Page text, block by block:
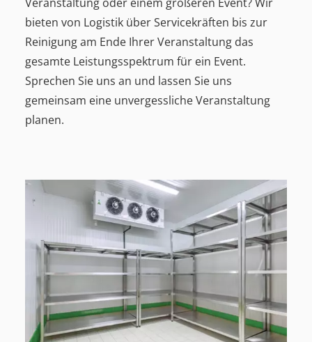
bieten von Logistik über Servicekräften bis zur
Reinigung am Ende Ihrer Veranstaltung das
gesamte Leistungsspektrum für ein Event.
Sprechen Sie uns an und lassen Sie uns
gemeinsam eine unvergessliche Veranstaltung
planen.